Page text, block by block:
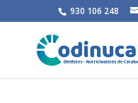
930 106 248